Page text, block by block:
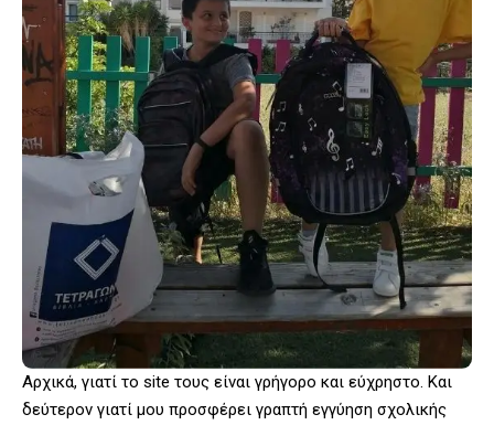
Αρχικά, γιατί το site τους είναι γρήγορο και εύχρηστο. Και
δεύτερον γιατί μου προσφέρει γραπτή εγγύηση σχολικής